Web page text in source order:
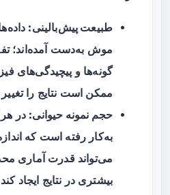
طبیعت پیش‌بالینی:
موش به‌دست آمده‌اند؛
گونه‌ها و پیچیدگی‌های
ممکن است نتایج را
حجم نمونه حیوانی:
به‌کار رفته است که
می‌تواند قدرت آماری
بیشتری در نتایج ایجاد